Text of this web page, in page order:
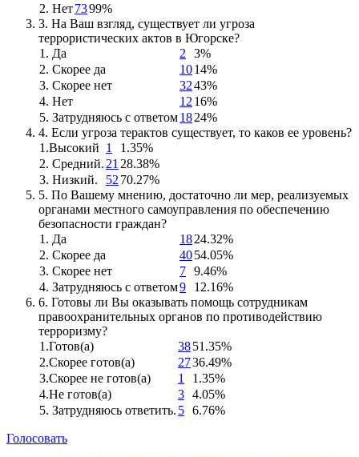
2. Нет7399%
3. На Ваш взгляд, существует ли угроза
террористических актов в Югорске?
1. Да
2
3%
2. Скорее да
1014%
3. Скорее нет
3243%
4. Нет
12 16%
5. Затрудняюсь с ответом1824%
4. Если угроза терактов существует, то каков ее уровень?
1.Высокий 1
1.35%
2. Средний. 21 28.38%
3. Низкий.
52 70.27%
5. По Вашему мнению, достаточно ли мер, реализуемых
органами местного самоуправления по обеспечению
безопасности граждан?
1. Да
1824.32%
2. Скорее да
4054.05%
3. Скорее нет
7 9.46%
4. Затрудняюсь с ответом9
12.16%
6. Готовы ли Вы оказывать помощь сотрудникам
правоохранительных органов по противодействию
терроризму?
1.Готов(а)
3851.35%
2.Скорее готов(а)
2736.49%
3.Скорее не готов(а)
1
1.35%
4.Не готов(а)
3 4.05%
5. Затрудняюсь ответить. 5 6.76%
Голосовать